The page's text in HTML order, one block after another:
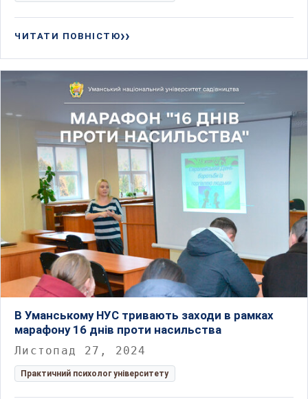
ЧИТАТИ ПОВНІСТЮ
В Уманському НУС тривають заходи в рамках
марафону 16 днів проти насильства
Листопад 27, 2024
Практичний психолог університету